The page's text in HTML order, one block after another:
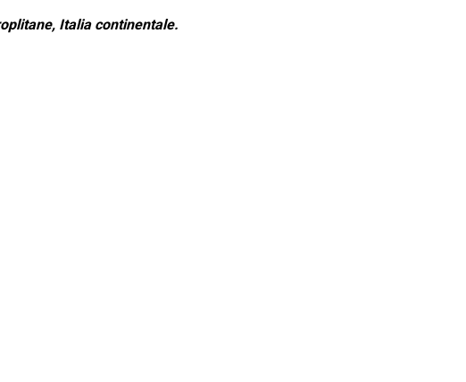
Italia continentale.